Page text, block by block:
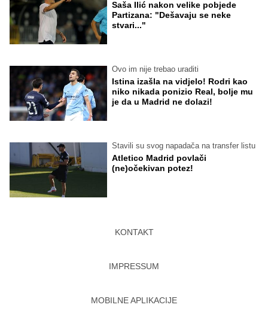
Saša Ilić nakon velike pobjede
Partizana: "Dešavaju se neke
stvari..."
Ovo im nije trebao uraditi
Istina izašla na vidjelo! Rodri kao
niko nikada ponizio Real, bolje mu
je da u Madrid ne dolazi!
Stavili su svog napadača na transfer listu
Atletico Madrid povlači
(ne)očekivan potez!
KONTAKT
IMPRESSUM
MOBILNE APLIKACIJE